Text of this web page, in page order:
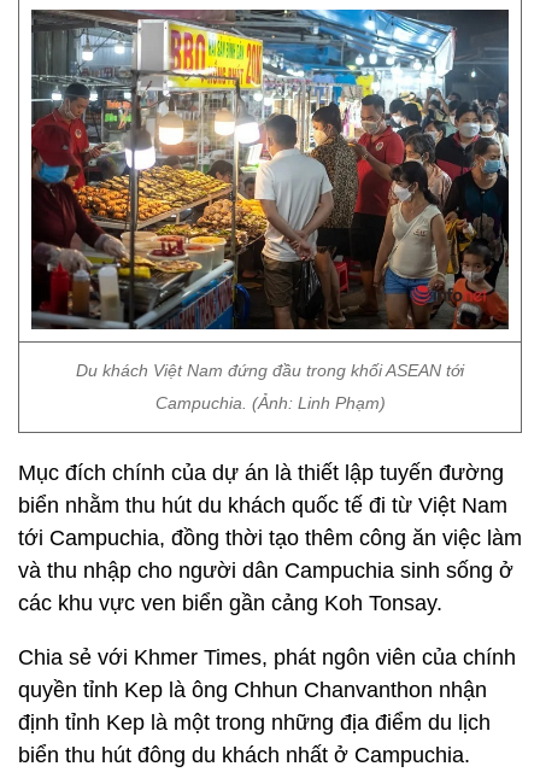
Du khách Việt Nam đứng đầu trong khối ASEAN tới
Campuchia. (Ảnh: Linh Phạm)
Mục đích chính của dự án là thiết lập tuyến đường
biển nhằm thu hút du khách quốc tế đi từ Việt Nam
tới Campuchia, đồng thời tạo thêm công ăn việc làm
và thu nhập cho người dân Campuchia sinh sống ở
các khu vực ven biển gần cảng Koh Tonsay.
Chia sẻ với Khmer Times, phát ngôn viên của chính
quyền tỉnh Kep là ông Chhun Chanvanthon nhận
định tỉnh Kep là một trong những địa điểm du lịch
biển thu hút đông du khách nhất ở Campuchia.